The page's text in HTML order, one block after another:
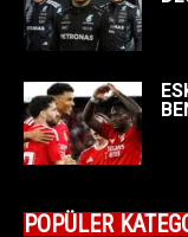
POPÜLER